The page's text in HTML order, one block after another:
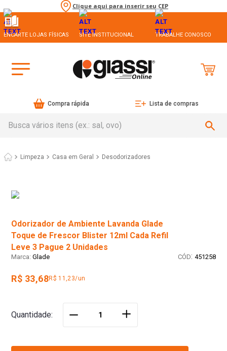
Clique aqui para inserir seu CEP
ENCARTE LOJAS FÍSICAS SITE INSTITUCIONAL TRABALHE CONOSCO
Compra rápida Lista de compras
Limpeza Casa em Geral Desodorizadores
Odorizador de Ambiente Lavanda Glade
Toque de Frescor Blister 12ml Cada Refil
Leve 3 Pague 2 Unidades
Glade : 451258
R$ 33,68R$ 11,23/un
Quantidade ＋